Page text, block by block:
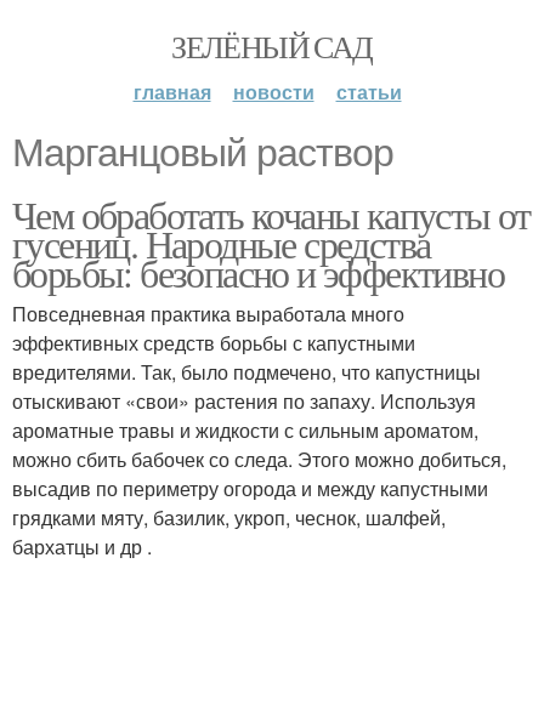
ЗЕЛЁНЫЙ САД
главная новости статьи
Марганцовый раствор
Чем обработать кочаны капусты от
гусениц. Народные средства
борьбы: безопасно и эффективно
Повседневная практика выработала много
эффективных средств борьбы с капустными
вредителями. Так, было подмечено, что капустницы
отыскивают «свои» растения по запаху. Используя
ароматные травы и жидкости с сильным ароматом,
можно сбить бабочек со следа. Этого можно добиться,
высадив по периметру огорода и между капустными
грядками мяту, базилик, укроп, чеснок, шалфей,
бархатцы и др .